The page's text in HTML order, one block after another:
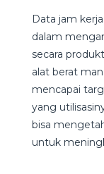
Data jam
dalam
secara
alat berat
mencapai
yang
bisa
untuk